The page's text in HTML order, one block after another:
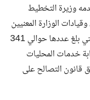
وزيرة التخطيط
الوزارة المعنيين
فيما يخص منظومة المراكز التكنولوجية، التي بلغ عددها حوالي 341
خدمات المحليات
قانون التصالح على